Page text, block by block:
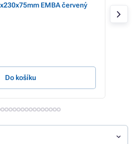
EMBA červený
Do košíku